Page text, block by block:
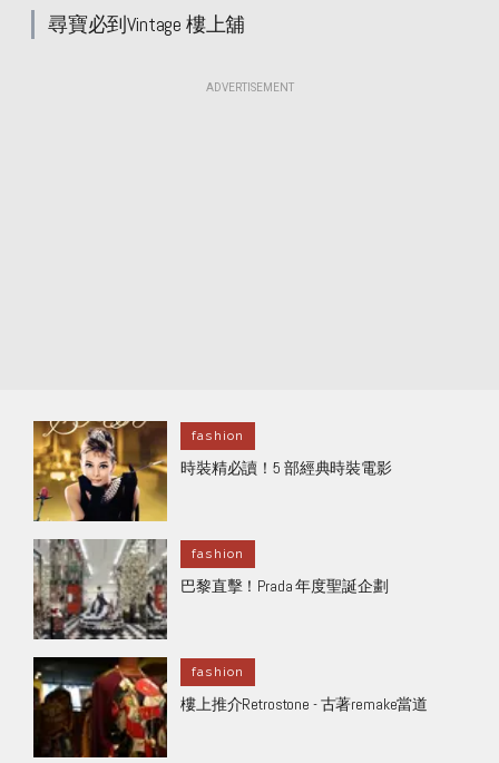
尋寶必到Vintage 樓上舖
ADVERTISEMENT
fashion
時裝精必讀！5 部經典時裝電影
fashion
巴黎直擊！Prada 年度聖誕企劃
fashion
樓上推介Retrostone - 古著remake當道